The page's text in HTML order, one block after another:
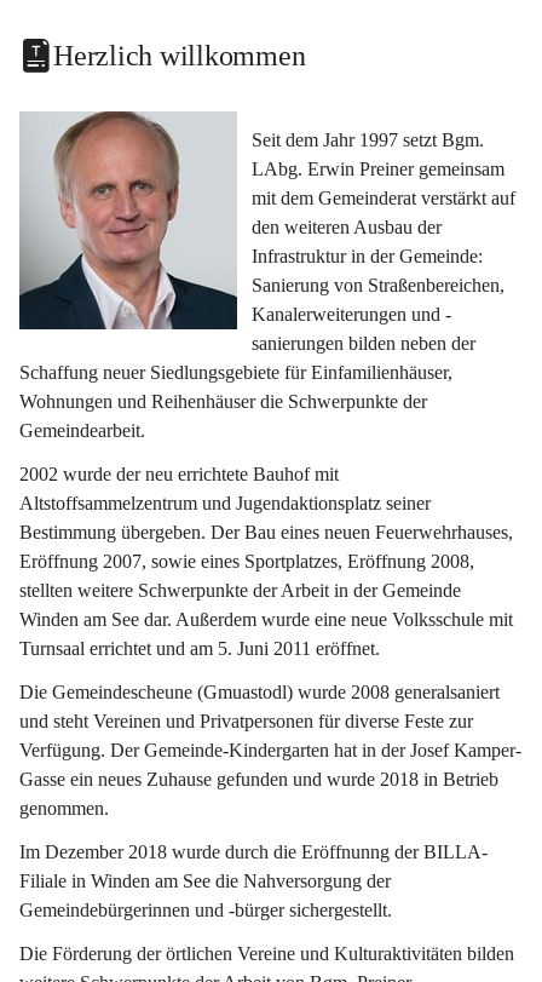
Herzlich willkommen
Seit dem Jahr 1997 setzt Bgm.
LAbg. Erwin Preiner gemeinsam
mit dem Gemeinderat verstärkt auf
den weiteren Ausbau der
Infrastruktur in der Gemeinde:
Sanierung von Straßenbereichen,
Kanalerweiterungen und -
sanierungen bilden neben der
Schaffung neuer Siedlungsgebiete für Einfamilienhäuser,
Wohnungen und Reihenhäuser die Schwerpunkte der
Gemeindearbeit.
2002 wurde der neu errichtete Bauhof mit
Altstoffsammelzentrum und Jugendaktionsplatz seiner
Bestimmung übergeben. Der Bau eines neuen Feuerwehrhauses,
Eröffnung 2007, sowie eines Sportplatzes, Eröffnung 2008,
stellten weitere Schwerpunkte der Arbeit in der Gemeinde
Winden am See dar. Außerdem wurde eine neue Volksschule mit
Turnsaal errichtet und am 5. Juni 2011 eröffnet.
Die Gemeindescheune (Gmuastodl) wurde 2008 generalsaniert
und steht Vereinen und Privatpersonen für diverse Feste zur
Verfügung. Der Gemeinde-Kindergarten hat in der Josef Kamper-
Gasse ein neues Zuhause gefunden und wurde 2018 in Betrieb
genommen.
Im Dezember 2018 wurde durch die Eröffnunng der BILLA-
Filiale in Winden am See die Nahversorgung der
Gemeindebürgerinnen und -bürger sichergestellt.
Die Förderung der örtlichen Vereine und Kulturaktivitäten bilden